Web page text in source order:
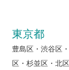
東京都
豊島区・渋谷区
区・杉並区・北